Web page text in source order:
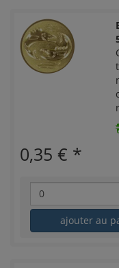
0,35 € *
ajouter au